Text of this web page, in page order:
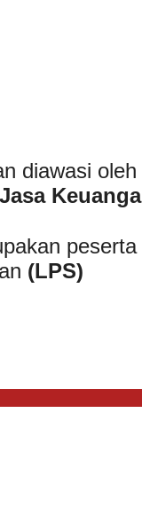
diawasi oleh
peserta
(LPS)